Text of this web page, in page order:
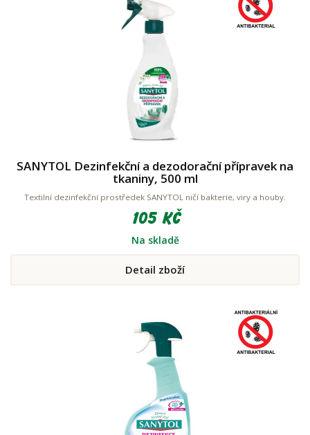
SANYTOL Dezinfekční a dezodorační přípravek na
tkaniny, 500 ml
Textilní dezinfekční prostředek SANYTOL ničí bakterie, viry a houby.
105 Kč
Na skladě
Detail zboží